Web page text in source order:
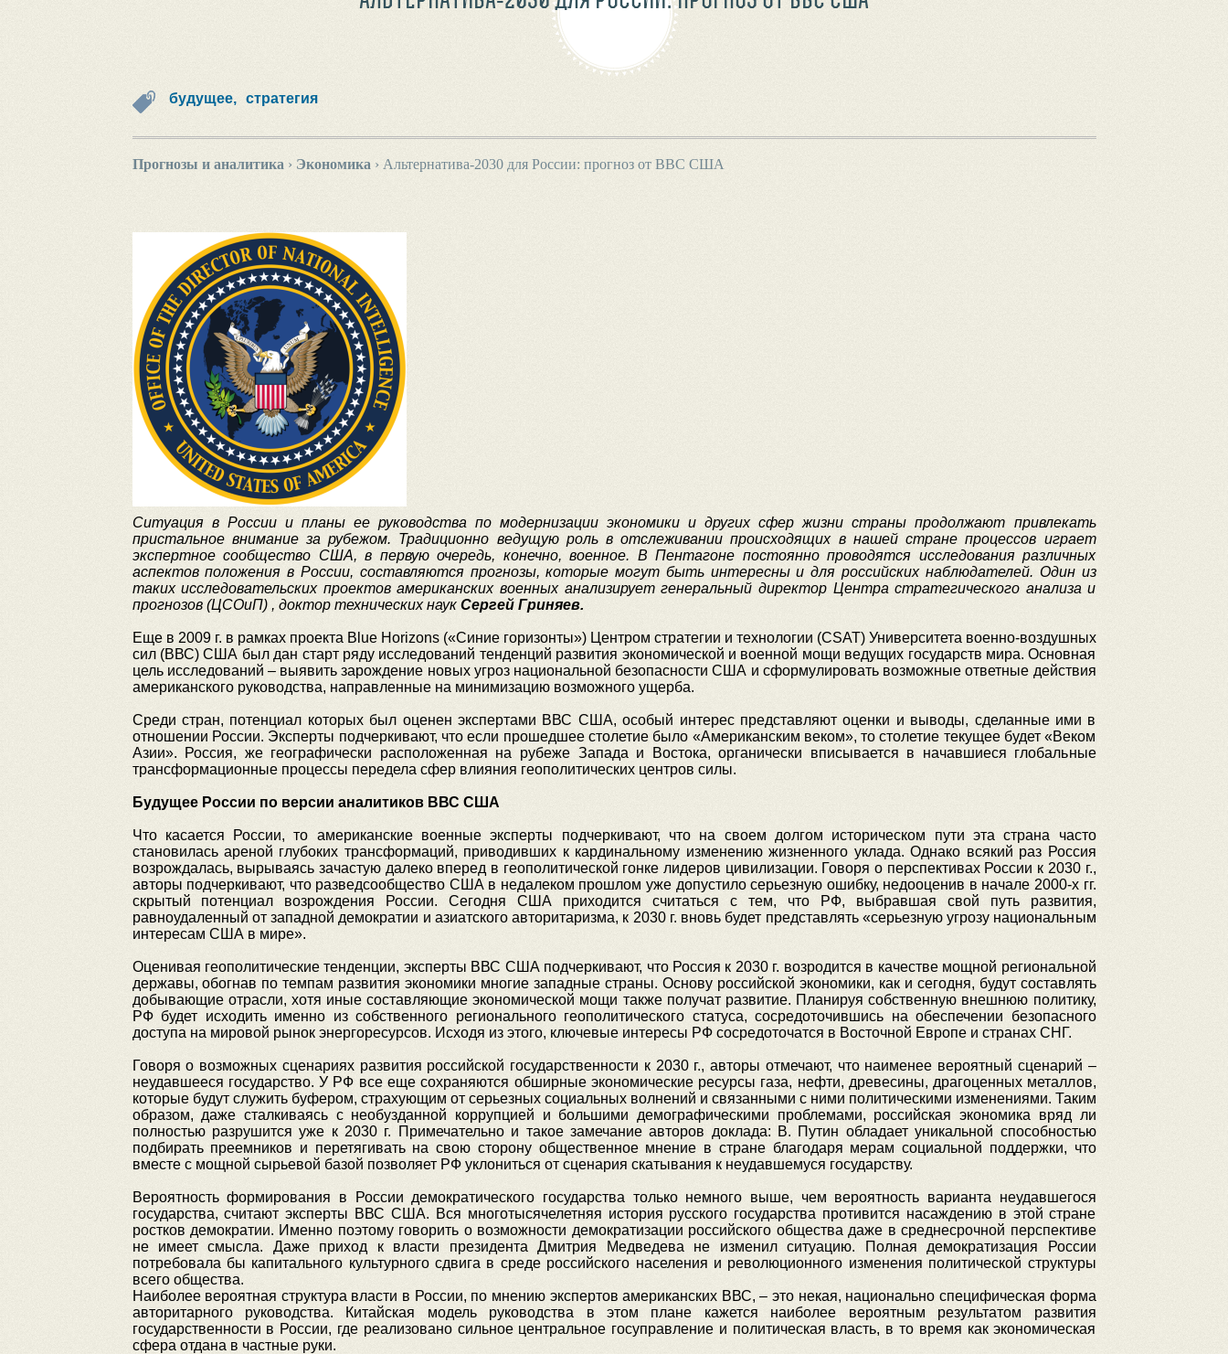
будущее, стратегия
Прогнозы и аналитика › Экономика › Альтернатива-2030 для России: прогноз от ВВС США
Ситуация в России и планы ее руководства по модернизации экономики и других сфер жизни страны продолжают привлекать
пристальное внимание за рубежом. Традиционно ведущую роль в отслеживании происходящих в нашей стране процессов играет
экспертное сообщество США, в первую очередь, конечно, военное. В Пентагоне постоянно проводятся исследования различных
аспектов положения в России, составляются прогнозы, которые могут быть интересны и для российских наблюдателей. Один из
таких исследовательских проектов американских военных анализирует генеральный директор Центра стратегического анализа и
прогнозов (ЦСОиП) , доктор технических наук Сергей Гриняев.
Еще в 2009 г. в рамках проекта Blue Horizons («Синие горизонты») Центром cтратегии и технологии (CSAT) Университета военно-воздушных
сил (ВВС) США был дан старт ряду исследований тенденций развития экономической и военной мощи ведущих государств мира. Основная
цель исследований – выявить зарождение новых угроз национальной безопасности США и сформулировать возможные ответные действия
американского руководства, направленные на минимизацию возможного ущерба.
Среди стран, потенциал которых был оценен экспертами ВВС США, особый интерес представляют оценки и выводы, сделанные ими в
отношении России. Эксперты подчеркивают, что если прошедшее столетие было «Американским веком», то столетие текущее будет «Веком
Азии». Россия, же географически расположенная на рубеже Запада и Востока, органически вписывается в начавшиеся глобальные
трансформационные процессы передела сфер влияния геополитических центров силы.
Будущее России по версии аналитиков ВВС США
Что касается России, то американские военные эксперты подчеркивают, что на своем долгом историческом пути эта страна часто
становилась ареной глубоких трансформаций, приводивших к кардинальному изменению жизненного уклада. Однако всякий раз Россия
возрождалась, вырываясь зачастую далеко вперед в геополитической гонке лидеров цивилизации. Говоря о перспективах России к 2030 г.,
авторы подчеркивают, что разведсообщество США в недалеком прошлом уже допустило серьезную ошибку, недооценив в начале 2000-х гг.
скрытый потенциал возрождения России. Сегодня США приходится считаться с тем, что РФ, выбравшая свой путь развития,
равноудаленный от западной демократии и азиатского авторитаризма, к 2030 г. вновь будет представлять «серьезную угрозу национальным
интересам США в мире».
Оценивая геополитические тенденции, эксперты ВВС США подчеркивают, что Россия к 2030 г. возродится в качестве мощной региональной
державы, обогнав по темпам развития экономики многие западные страны. Основу российской экономики, как и сегодня, будут составлять
добывающие отрасли, хотя иные составляющие экономической мощи также получат развитие. Планируя собственную внешнюю политику,
РФ будет исходить именно из собственного регионального геополитического статуса, сосредоточившись на обеспечении безопасного
доступа на мировой рынок энергоресурсов. Исходя из этого, ключевые интересы РФ сосредоточатся в Восточной Европе и странах СНГ.
Говоря о возможных сценариях развития российской государственности к 2030 г., авторы отмечают, что наименее вероятный сценарий –
неудавшееся государство. У РФ все еще сохраняются обширные экономические ресурсы газа, нефти, древесины, драгоценных металлов,
которые будут служить буфером, страхующим от серьезных социальных волнений и связанными с ними политическими изменениями. Таким
образом, даже сталкиваясь с необузданной коррупцией и большими демографическими проблемами, российская экономика вряд ли
полностью разрушится уже к 2030 г. Примечательно и такое замечание авторов доклада: В. Путин обладает уникальной способностью
подбирать преемников и перетягивать на свою сторону общественное мнение в стране благодаря мерам социальной поддержки, что
вместе с мощной сырьевой базой позволяет РФ уклониться от сценария скатывания к неудавшемуся государству.
Вероятность формирования в России демократического государства только немного выше, чем вероятность варианта неудавшегося
государства, считают эксперты ВВС США. Вся многотысячелетняя история русского государства противится насаждению в этой стране
ростков демократии. Именно поэтому говорить о возможности демократизации российского общества даже в среднесрочной перспективе
не имеет смысла. Даже приход к власти президента Дмитрия Медведева не изменил ситуацию. Полная демократизация России
потребовала бы капитального культурного сдвига в среде российского населения и революционного изменения политической структуры
всего общества.
Наиболее вероятная структура власти в России, по мнению экспертов американских ВВС, – это некая, национально специфическая форма
авторитарного руководства. Китайская модель руководства в этом плане кажется наиболее вероятным результатом развития
государственности в России, где реализовано сильное центральное госуправление и политическая власть, в то время как экономическая
сфера отдана в частные руки.